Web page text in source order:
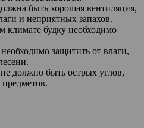
быть хорошая вентиляция,
и неприятных запахов.
будку необходимо
защитить от влаги,
должно быть острых углов,